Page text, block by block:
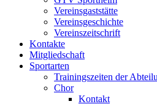
Vereinsgaststätte
Vereinsgeschichte
Vereinszeitschrift
Kontakte
Mitgliedschaft
Sportarten
Trainingszeiten der
Chor
Kontakt